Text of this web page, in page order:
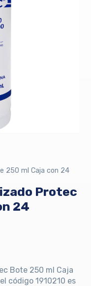
250 ml Caja con 24
Protec
24
Bote 250 ml Caja
código 1910210 es